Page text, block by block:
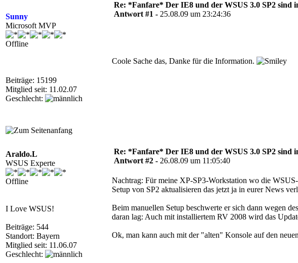
Sunny
Microsoft MVP
Offline
Beiträge: 15199
Mitglied seit: 11.02.07
Geschlecht:
Re: *Fanfare* Der IE8 und der WSUS 3.0 SP2 sind
Antwort #1 - 25.08.09 um 23:24:36
Coole Sache das, Danke für die Information.
Araldo.L
WSUS Experte
Offline
I Love WSUS!
Beiträge: 544
Standort: Bayern
Mitglied seit: 11.06.07
Geschlecht:
Re: *Fanfare* Der IE8 und der WSUS 3.0 SP2 sind
Antwort #2 - 26.08.09 um 11:05:40
Nachtrag: Für meine XP-SP3-Workstation wo die
Setup von SP2 aktualisieren das jetzt ja in eurer News
Beim manuellen Setup beschwerte er sich dann wegen
daran lag: Auch mit installiertem RV 2008 wird das
Ok, man kann auch mit der "alten" Konsole auf den